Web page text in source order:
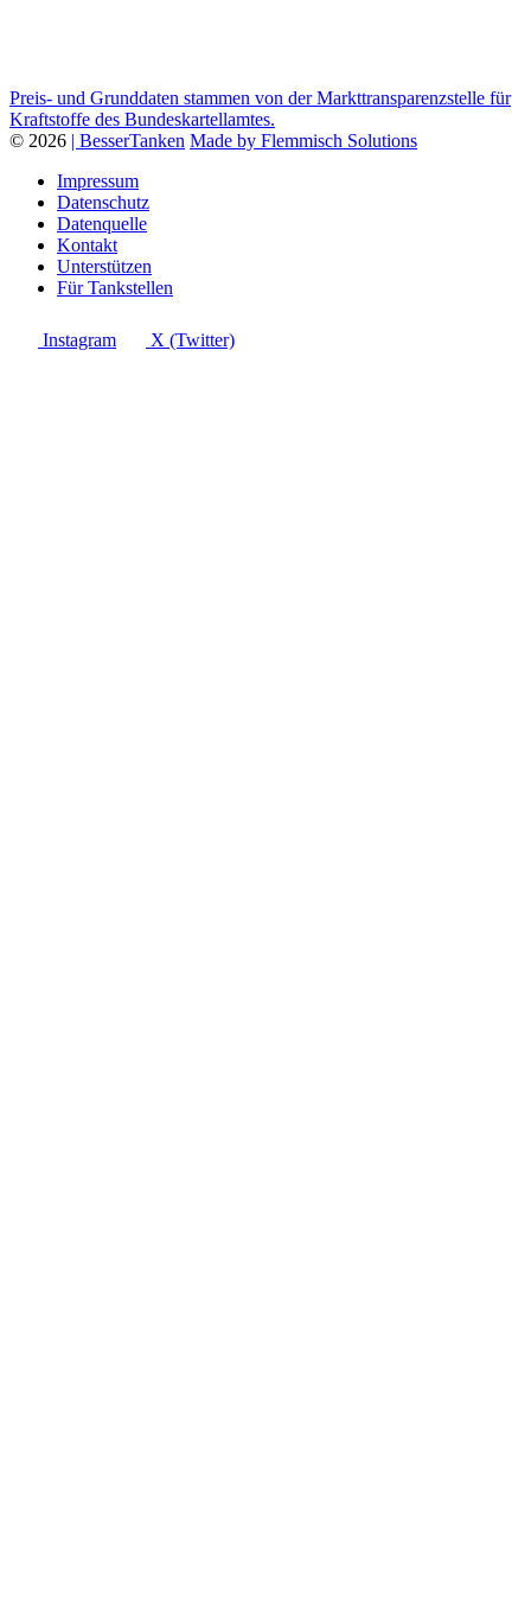
Preis- und Grunddaten stammen von der Markttransparenzstelle für
Kraftstoffe des Bundeskartellamtes.
© 2026 | BesserTanken Made by Flemmisch Solutions
Impressum
Datenschutz
Datenquelle
Kontakt
Unterstützen
Für Tankstellen
Instagram X (Twitter)